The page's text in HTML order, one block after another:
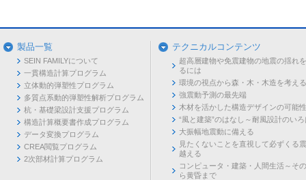
製品一覧
SEIN FAMILYについて
一貫構造計算プログラム
立体動的弾塑性プログラム
多質点系動的弾塑性解析プログラム
杭・基礎梁設計支援プログラム
構造計算概要書作成プログラム
データ変換プログラム
CREA閲覧プログラム
2次部材計算プログラム
テクニカルコンテンツ
超高層建物や免震建物の地震の揺れ
るには
環境の視点から森・木・木造を考える
強震動予測の最先端
木材を活かした構造デザインの可能性
“風と建築”のはなし～耐風設計のいろ
大振幅地震動に備える
見たくないことを直視して必ずくる
越える
コンピュータ・建築・人間生活～そ
ら黄昏まで